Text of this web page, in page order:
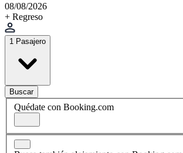
08/08/2026
+ Regreso
1 Pasajero
Buscar
Quédate con Booking.com